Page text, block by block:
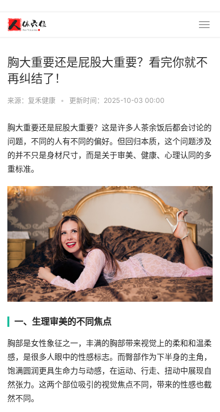
胸大重要还是屁股大重要？看完你就不
再纠结了！
来源：复禾健康 • 更新时间：2025-10-03 00:00
胸大重要还是屁股大重要？这是许多人茶余饭后都会讨论的
问题，不同的人有不同的偏好。但回归本质，这个问题涉及
的并不只是身材尺寸，而是关于审美、健康、心理认同的多
重标准。
一、生理审美的不同焦点
胸部是女性象征之一，丰满的胸部带来视觉上的柔和和温柔
感，是很多人眼中的性感标志。而臀部作为下半身的主角，
饱满圆润更具生命力与动感，在运动、行走、扭动中展现自
然张力。这两个部位吸引的视觉焦点不同，带来的性感也截
然不同。